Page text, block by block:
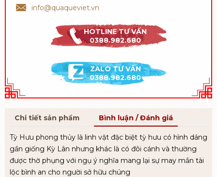
info@quaqueviet.vn
HOTLINE TƯ VẤN
0388.982.680
ZALO TƯ VẤN
0388.982.680
Chi tiết sản phẩm Bình luận / Đánh giá
Tỳ Hưu phong thủy là linh vật đặc biệt tỳ hưu có hình dáng
gần giống Kỳ Lân nhưng khác là có đôi cánh và thường
được thờ phụng với ngụ ý nghĩa mang lại sự may mắn tài
lộc bình an cho người sở hữu chúng